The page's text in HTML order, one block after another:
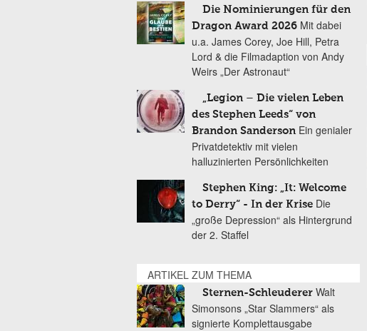
Die Nominierungen für den
Dragon Award 2026 Mit dabei
u.a. James Corey, Joe Hill, Petra
Lord & die Filmadaption von Andy
Weirs „Der Astronaut“
„Legion – Die vielen Leben
des Stephen Leeds“ von
Brandon Sanderson Ein genialer
Privatdetektiv mit vielen
halluzinierten Persönlichkeiten
Stephen King: „It: Welcome
to Derry“ - In der Krise Die
„große Depression“ als Hintergrund
der 2. Staffel
ARTIKEL ZUM THEMA
Sternen-Schleuderer Walt
Simonsons „Star Slammers“ als
signierte Komplettausgabe